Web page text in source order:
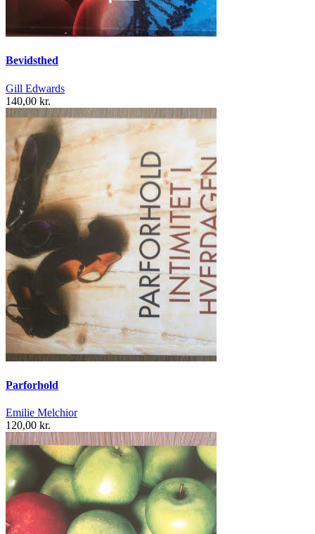
Bevidsthed
Gill Edwards
140,00 kr.
Parforhold
Emilie Melchior
120,00 kr.